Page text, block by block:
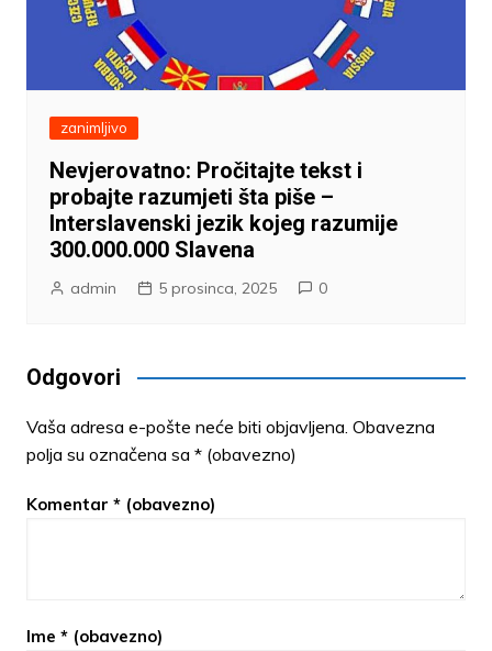
zanimljivo
Nevjerovatno: Pročitajte tekst i
probajte razumjeti šta piše –
Interslavenski jezik kojeg razumije
300.000.000 Slavena
admin 5 prosinca, 2025 0
Odgovori
Vaša adresa e-pošte neće biti objavljena. Obavezna
polja su označena sa * (obavezno)
Komentar * (obavezno)
Ime * (obavezno)